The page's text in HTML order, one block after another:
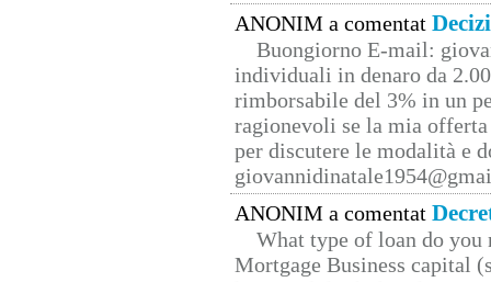
ANONIM a comentat
Buongiorno E-mail:
individuali in denaro da
rimborsabile del 3% in un
ragionevoli se la mia
per discutere le modalità e
ANONIM a comentat
What type of loan do you
Mortgage Business capital